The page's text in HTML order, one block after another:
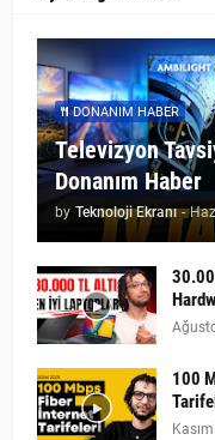
DONANIM HABER
Televizyon
Donanım Haber
by Teknoloji Ekranı -
100